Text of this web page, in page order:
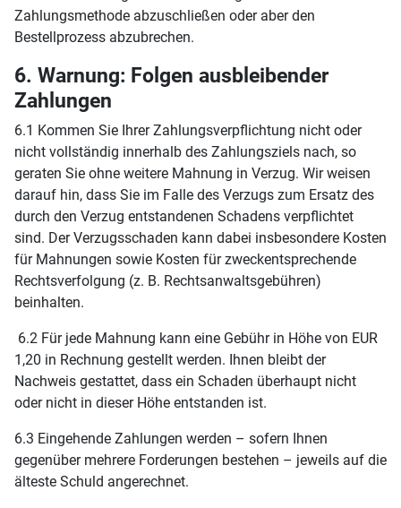
Zahlungsmethode abzuschließen oder aber den
Bestellprozess abzubrechen.
6. Warnung: Folgen ausbleibender
Zahlungen
6.1 Kommen Sie Ihrer Zahlungsverpflichtung nicht oder
nicht vollständig innerhalb des Zahlungsziels nach, so
geraten Sie ohne weitere Mahnung in Verzug. Wir weisen
darauf hin, dass Sie im Falle des Verzugs zum Ersatz des
durch den Verzug entstandenen Schadens verpflichtet
sind. Der Verzugsschaden kann dabei insbesondere Kosten
für Mahnungen sowie Kosten für zweckentsprechende
Rechtsverfolgung (z. B. Rechtsanwaltsgebühren)
beinhalten.
6.2 Für jede Mahnung kann eine Gebühr in Höhe von EUR
1,20 in Rechnung gestellt werden. Ihnen bleibt der
Nachweis gestattet, dass ein Schaden überhaupt nicht
oder nicht in dieser Höhe entstanden ist.
6.3 Eingehende Zahlungen werden – sofern Ihnen
gegenüber mehrere Forderungen bestehen – jeweils auf die
älteste Schuld angerechnet.